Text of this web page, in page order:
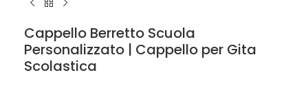
Cappello Berretto Scuola
Personalizzato | Cappello per Gita
Scolastica